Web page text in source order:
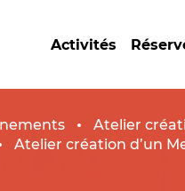
Activités
Atelier
Atelier création d’un